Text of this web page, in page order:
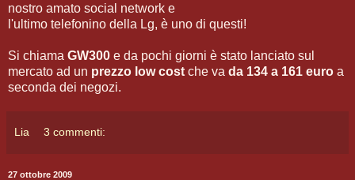
nostro amato social network e
l'ultimo telefonino della Lg, è uno di questi!
Si chiama GW300 e da pochi giorni è stato lanciato sul
mercato ad un prezzo low cost che va da 134 a 161 euro a
seconda dei negozi.
Lia 3 commenti:
27 ottobre 2009